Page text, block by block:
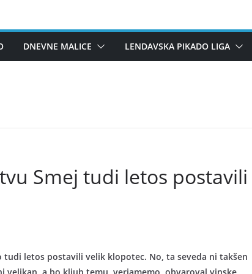
DNEVNE MALICE LENDAVSKA PIKADO LIGA
Smej tudi letos postavili
letos postavili velik klopotec. No, ta seveda ni takšen